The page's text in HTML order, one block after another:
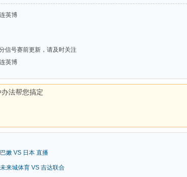
英博
信号赛前更新，请及时关注
英博
法帮您搞定
嫩 VS 日本 直播
来城体育 VS 吉达联合